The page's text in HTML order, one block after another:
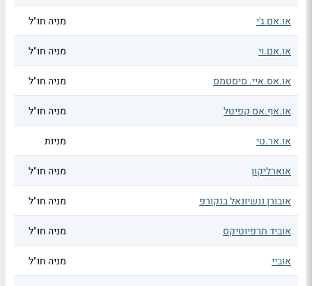
או.אם.ג'י מניה חו"ל
או.אם.וי מניה חו"ל
או.אס.איי. סיסטמס מניה חו"ל
או.אף.אס קפיטל מניה חו"ל
או.אר.טי מניות
אוארליקון מניה חו"ל
אובורן ננשיונאל בנקורפ מניה חו"ל
אוביד תרפיוטיקס מניה חו"ל
אוביי מניה חו"ל